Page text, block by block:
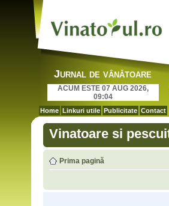
Jurnal de vânătoare
ACUM ESTE 07 AUG 2026,
09:04
Home Linkuri utile Publicitate Contact
Vinatoare si
Prima pagină